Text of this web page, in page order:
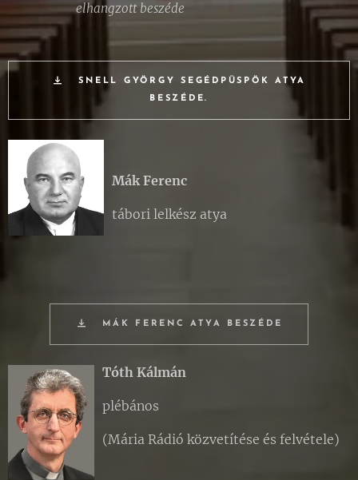
elhangzott beszéde
SNELL GYÖRGY SEGÉDPÜSPÖK ATYA
BESZÉDE.
Mák Ferenc
tábori lelkész atya
MÁK FERENC ATYA BESZÉDE
Tóth Kálmán
plébános
(Mária Rádió közvetítése és felvétele)